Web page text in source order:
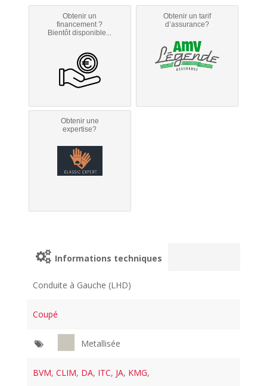
Obtenir un
financement ?
Bientôt disponible...
Obtenir un tarif
d’assurance?
Obtenir une
expertise?
Informations techniques
Conduite à Gauche (LHD)
Coupé
Metallisée
BVM,CLIM, DA, ITC, JA, KMG,